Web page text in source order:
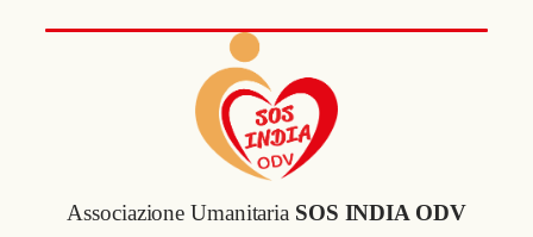
Associazione Umanitaria SOS INDIA ODV